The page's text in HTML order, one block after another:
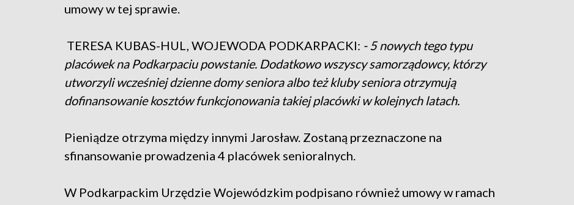
umowy w tej sprawie.
TERESA KUBAS-HUL, WOJEWODA PODKARPACKI: - 5 nowych tego typu
placówek na Podkarpaciu powstanie. Dodatkowo wszyscy samorządowcy, którzy
utworzyli wcześniej dzienne domy seniora albo też kluby seniora otrzymują
dofinansowanie kosztów funkcjonowania takiej placówki w kolejnych latach.
Pieniądze otrzyma między innymi Jarosław. Zostaną przeznaczone na
sfinansowanie prowadzenia 4 placówek senioralnych.
W Podkarpackim Urzędzie Wojewódzkim podpisano również umowy w ramach